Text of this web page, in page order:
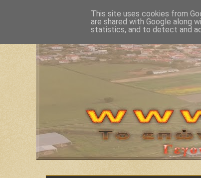
This site uses cookies from
are shared with Google along
statistics, and to detect and